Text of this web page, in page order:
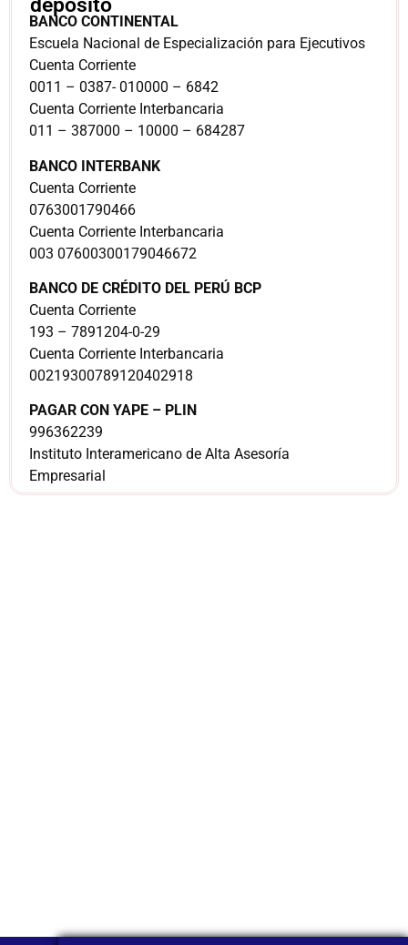
BANCO CONTINENTAL
Escuela Nacional de Especialización para Ejecutivos
Cuenta Corriente
0011 – 0387- 010000 – 6842
Cuenta Corriente Interbancaria
011 – 387000 – 10000 – 684287
BANCO INTERBANK
Cuenta Corriente
0763001790466
Cuenta Corriente Interbancaria
003 07600300179046672
BANCO DE CRÉDITO DEL PERÚ BCP
Cuenta Corriente
193 – 7891204-0-29
Cuenta Corriente Interbancaria
00219300789120402918
PAGAR CON YAPE – PLIN
996362239
Instituto Interamericano de Alta Asesoría
Empresarial
depósito